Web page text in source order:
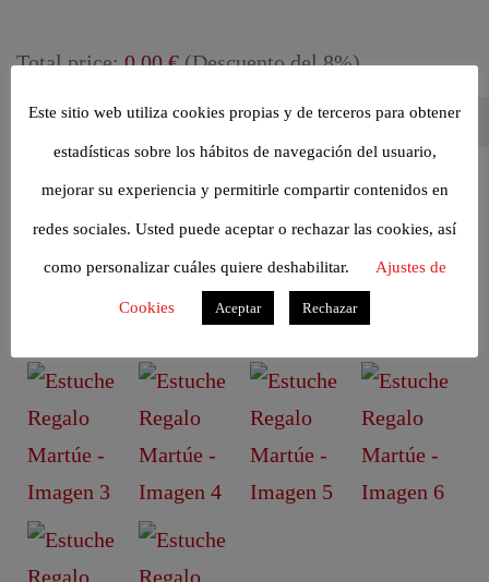
Total price:0.00€ (Descuento del 8%)
Por favor selecciona 6 vinos antes de agregarlos al carrito.
Este sitio web utiliza cookies propias y de terceros para obtener
estadísticas sobre los hábitos de navegación del usuario,
mejorar su experiencia y permitirle compartir contenidos en
redes sociales. Usted puede aceptar o rechazar las cookies, así
como personalizar cuáles quiere deshabilitar. Ajustes de
Cookies Aceptar Rechazar